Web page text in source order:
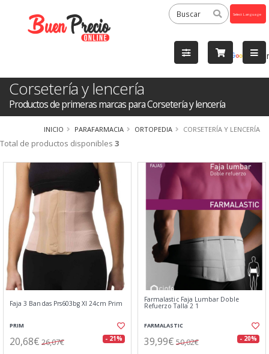
by
Corsetería y lencería
Productos de primeras marcas para Corsetería y lencería
INICIO PARAFARMACIA ORTOPEDIA CORSETERÍA Y LENCERÍA
Total de productos disponibles 3
Faja 3 Bandas Prs603bg Xl 24cm Prim
PRIM
20,68€ 26,07€ - 21%
Farmalastic Faja Lumbar Doble
Refuerzo Talla 2 1
FARMALASTIC
39,99€ 50,02€ - 20%